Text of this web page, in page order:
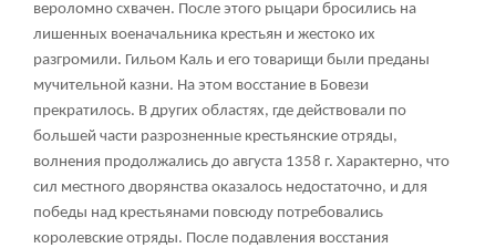
вероломно схвачен. После этого рыцари бросились на
лишенных военачальника крестьян и жестоко их
разгромили. Гильом Каль и его товарищи были преданы
мучительной казни. На этом восстание в Бовези
прекратилось. В других областях, где действовали по
большей части разрозненные крестьянские отряды,
волнения продолжались до августа 1358 г. Характерно, что
сил местного дворянства оказалось недостаточно, и для
победы над крестьянами повсюду потребовались
королевские отряды. После подавления восстания